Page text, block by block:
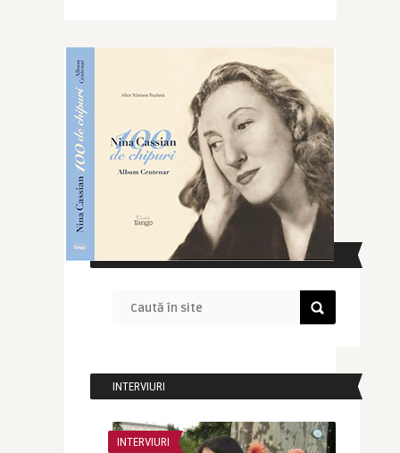
CAUTĂ ÎN SITE
INTERVIURI
INTERVIURI